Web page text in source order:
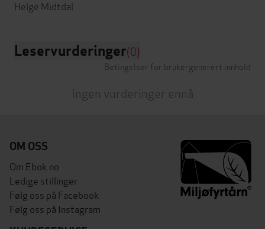
Leservurderinger(0)
Betingelser for brukergenerert innhold
Ingen vurderinger ennå
OM OSS
Om Ebok.no
Ledige stillinger
Følg oss på Facebook
Følg oss på Instagram